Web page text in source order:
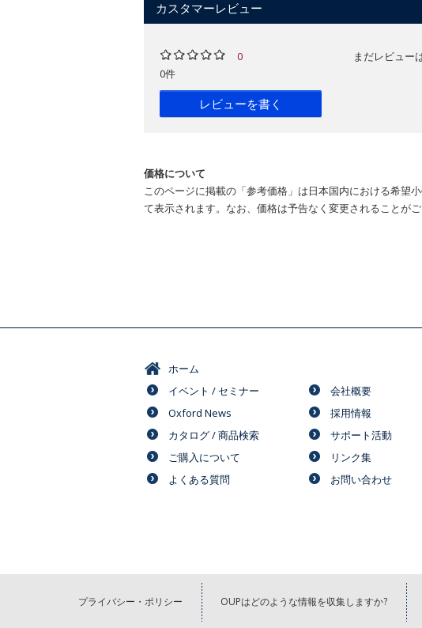
カスタマーレビュー
0
0件
レビューを書く
まだレビュー
価格について
このページに掲載の「参考価格」は日本国内における希望
て表示されます。なお、価格は予告なく変更されることが
ホーム
イベント / セミナー
Oxford News
カタログ / 商品検索
ご購入について
よくある質問
会社概要
採用情報
サポート活動
リンク集
お問い合わせ
プライバシー・ポリシー OUPはどのような情報を収集しますか?